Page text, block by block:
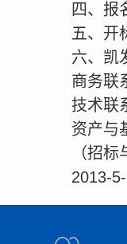
四、报
五、开
六、凯
商务联
技术联
资产与
（招标
2013-